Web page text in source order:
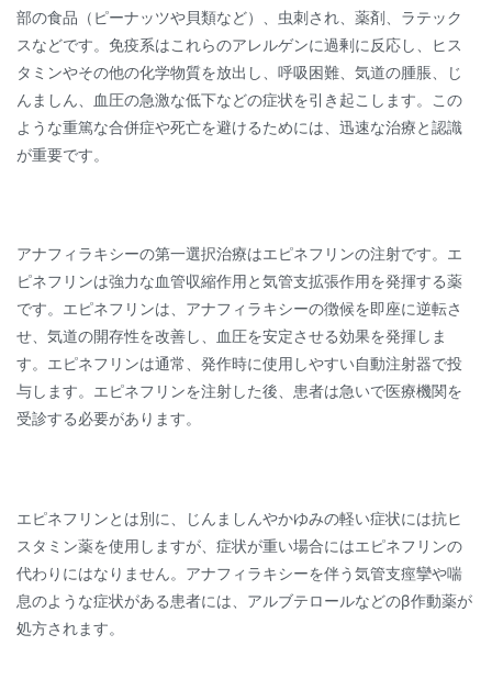
部の食品（ピーナッツや貝類など）、虫刺され、薬剤、ラテック
スなどです。免疫系はこれらのアレルゲンに過剰に反応し、ヒス
タミンやその他の化学物質を放出し、呼吸困難、気道の腫脹、じ
んましん、血圧の急激な低下などの症状を引き起こします。この
ような重篤な合併症や死亡を避けるためには、迅速な治療と認識
が重要です。
アナフィラキシーの第一選択治療はエピネフリンの注射です。エ
ピネフリンは強力な血管収縮作用と気管支拡張作用を発揮する薬
です。エピネフリンは、アナフィラキシーの徴候を即座に逆転さ
せ、気道の開存性を改善し、血圧を安定させる効果を発揮しま
す。エピネフリンは通常、発作時に使用しやすい自動注射器で投
与します。エピネフリンを注射した後、患者は急いで医療機関を
受診する必要があります。
エピネフリンとは別に、じんましんやかゆみの軽い症状には抗ヒ
スタミン薬を使用しますが、症状が重い場合にはエピネフリンの
代わりにはなりません。アナフィラキシーを伴う気管支痙攣や喘
息のような症状がある患者には、アルブテロールなどのβ作動薬が
処方されます。